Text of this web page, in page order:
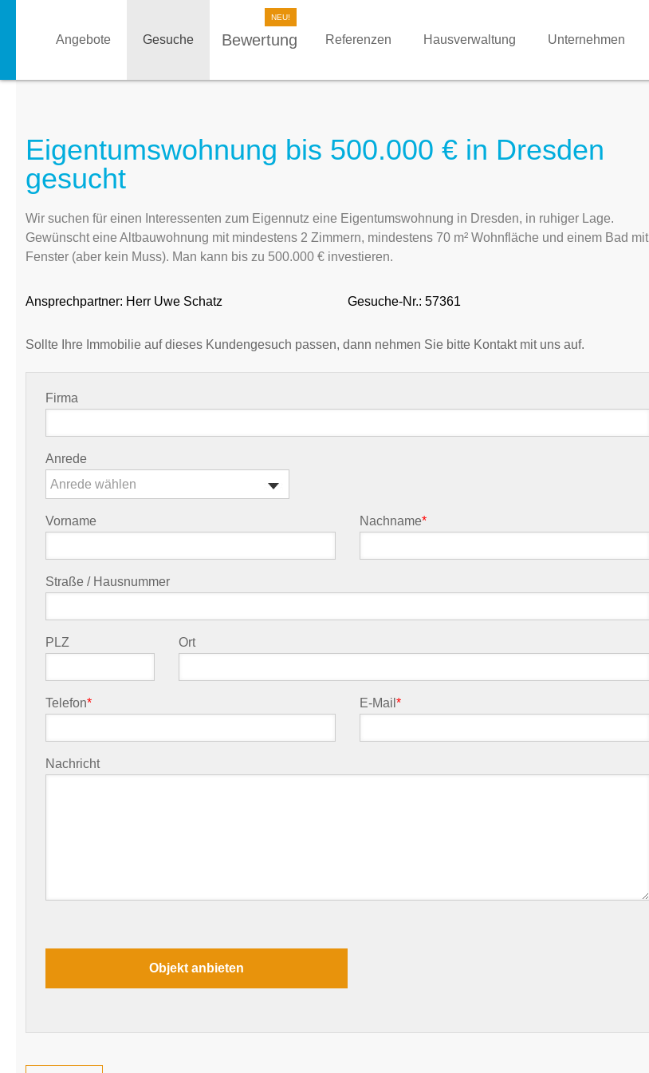
Angebote Gesuche Bewertung Referenzen Hausverwaltung Unternehmen
Eigentumswohnung bis 500.000 € in Dresden
gesucht
Wir suchen für einen Interessenten zum Eigennutz eine Eigentumswohnung in Dresden, in ruhiger Lage.
Gewünscht eine Altbauwohnung mit mindestens 2 Zimmern, mindestens 70 m² Wohnfläche und einem Bad mit
Fenster (aber kein Muss). Man kann bis zu 500.000 € investieren.
Ansprechpartner: Herr Uwe Schatz Gesuche-Nr.: 57361
Sollte Ihre Immobilie auf dieses Kundengesuch passen, dann nehmen Sie bitte Kontakt mit uns auf.
Firma
Anrede
Anrede wählen
Vorname Nachname*
Straße / Hausnummer
PLZ Ort
Telefon* E-Mail*
Nachricht